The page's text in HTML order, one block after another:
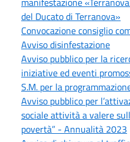
del Ducato di Terranova»
Convocazione consiglio
Avviso disinfestazione
Avviso pubblico per la
iniziative ed eventi
S.M. per la
Avviso pubblico per
sociale attività a valere
povertà” - Annualità 2023